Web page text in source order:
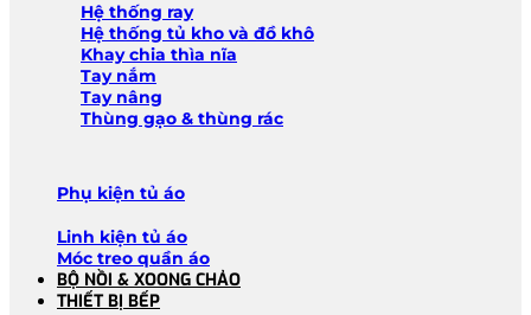
Hệ thống ray
Hệ thống tủ kho và đồ khô
Khay chia thìa nĩa
Tay nắm
Tay nâng
Thùng gạo & thùng rác
Phụ kiện tủ áo
Linh kiện tủ áo
Móc treo quần áo
BỘ NỒI & XOONG CHẢO
THIẾT BỊ BẾP